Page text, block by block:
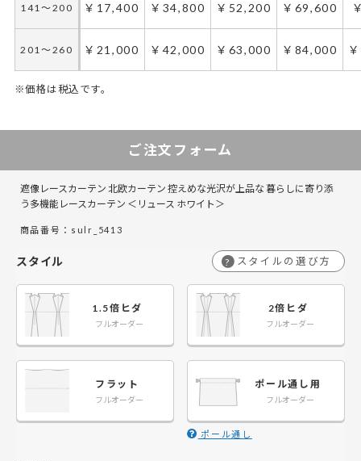
141～200 ￥17,400 ￥34,800 ￥52,200 ￥69,600
201～260 ￥21,000 ￥42,000 ￥63,000 ￥84,000
※価格は税込です。
141～200 ￥17,400 ￥34,800 ￥52,200
141～200 ￥17,400 ￥34,800 ￥52,200
ご注文フォーム
遮像レースカーテン 北欧カーテン 控えめな光沢が上品な 暮らしに寄り添
う多機能レースカーテン ＜リュース ホワイト＞
商品番号：sulr_5413
スタイル ? スタイルの選び方
1.5倍ヒダ
フルオーダー
2倍ヒダ
フルオーダー
フラット
フルオーダー
ポール通し用
フルオーダー
ポール通し